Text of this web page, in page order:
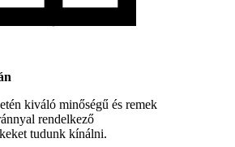
kiváló minőségű és remek
rendelkező
tudunk kínálni.